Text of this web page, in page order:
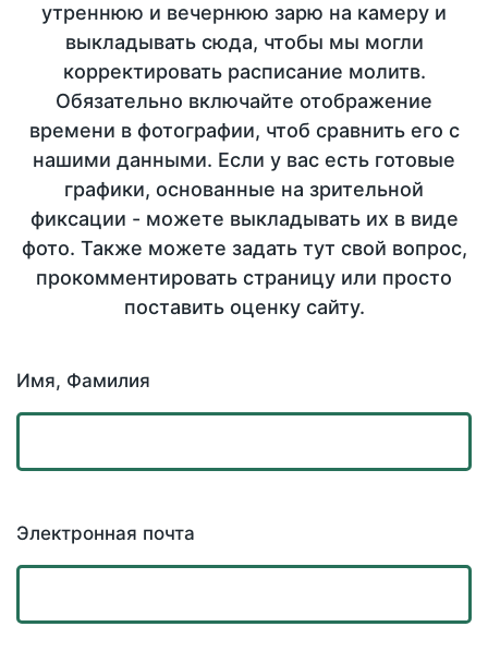
утреннюю и вечернюю зарю на камеру и
выкладывать сюда, чтобы мы могли
корректировать расписание молитв.
Обязательно включайте отображение
времени в фотографии, чтоб сравнить его с
нашими данными. Если у вас есть готовые
графики, основанные на зрительной
фиксации - можете выкладывать их в виде
фото. Также можете задать тут свой вопрос,
прокомментировать страницу или просто
поставить оценку сайту.
Имя, Фамилия
Электронная почта